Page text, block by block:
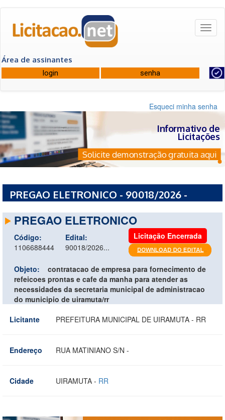
Área de assinantes
Esqueci minha senha
Informativo de
Licitações
Solicite demonstração gratuita aqui
PREGAO ELETRONICO - 90018/2026 -
PREGAO ELETRONICO
Código:
1106688444
Edital:
90018/2026...
Licitação Encerrada
Objeto:
contratacao de empresa para fornecimento de
refeicoes prontas e cafe da manha para atender as
necessidades da secretaria municipal de administracao
do municipio de uiramuta/rr
Licitante
PREFEITURA MUNICIPAL DE UIRAMUTA - RR
Endereço RUA MATINIANO S/N -
Cidade UIRAMUTA - RR